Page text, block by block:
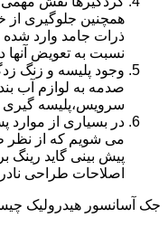
همچنین جلوگیری
ذرات جامد وارد شده
نسبت به تعویض آنها
وجود پلیسه و زنگ
صدمه به لوازم آب
سرویس،پلیسه
در بسیاری از موارد
می شویم که از نظر
پیش بینی گاید رینگ
اصلاحات طراحی
جک آسانسور هیدرولیک